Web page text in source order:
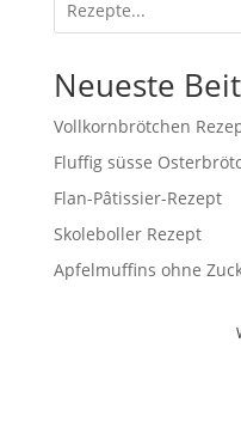
Neueste
Vollkornbrötchen
Fluffig süsse
Flan-Pâtissier-Rezept
Skoleboller Rezept
Apfelmuffins ohne